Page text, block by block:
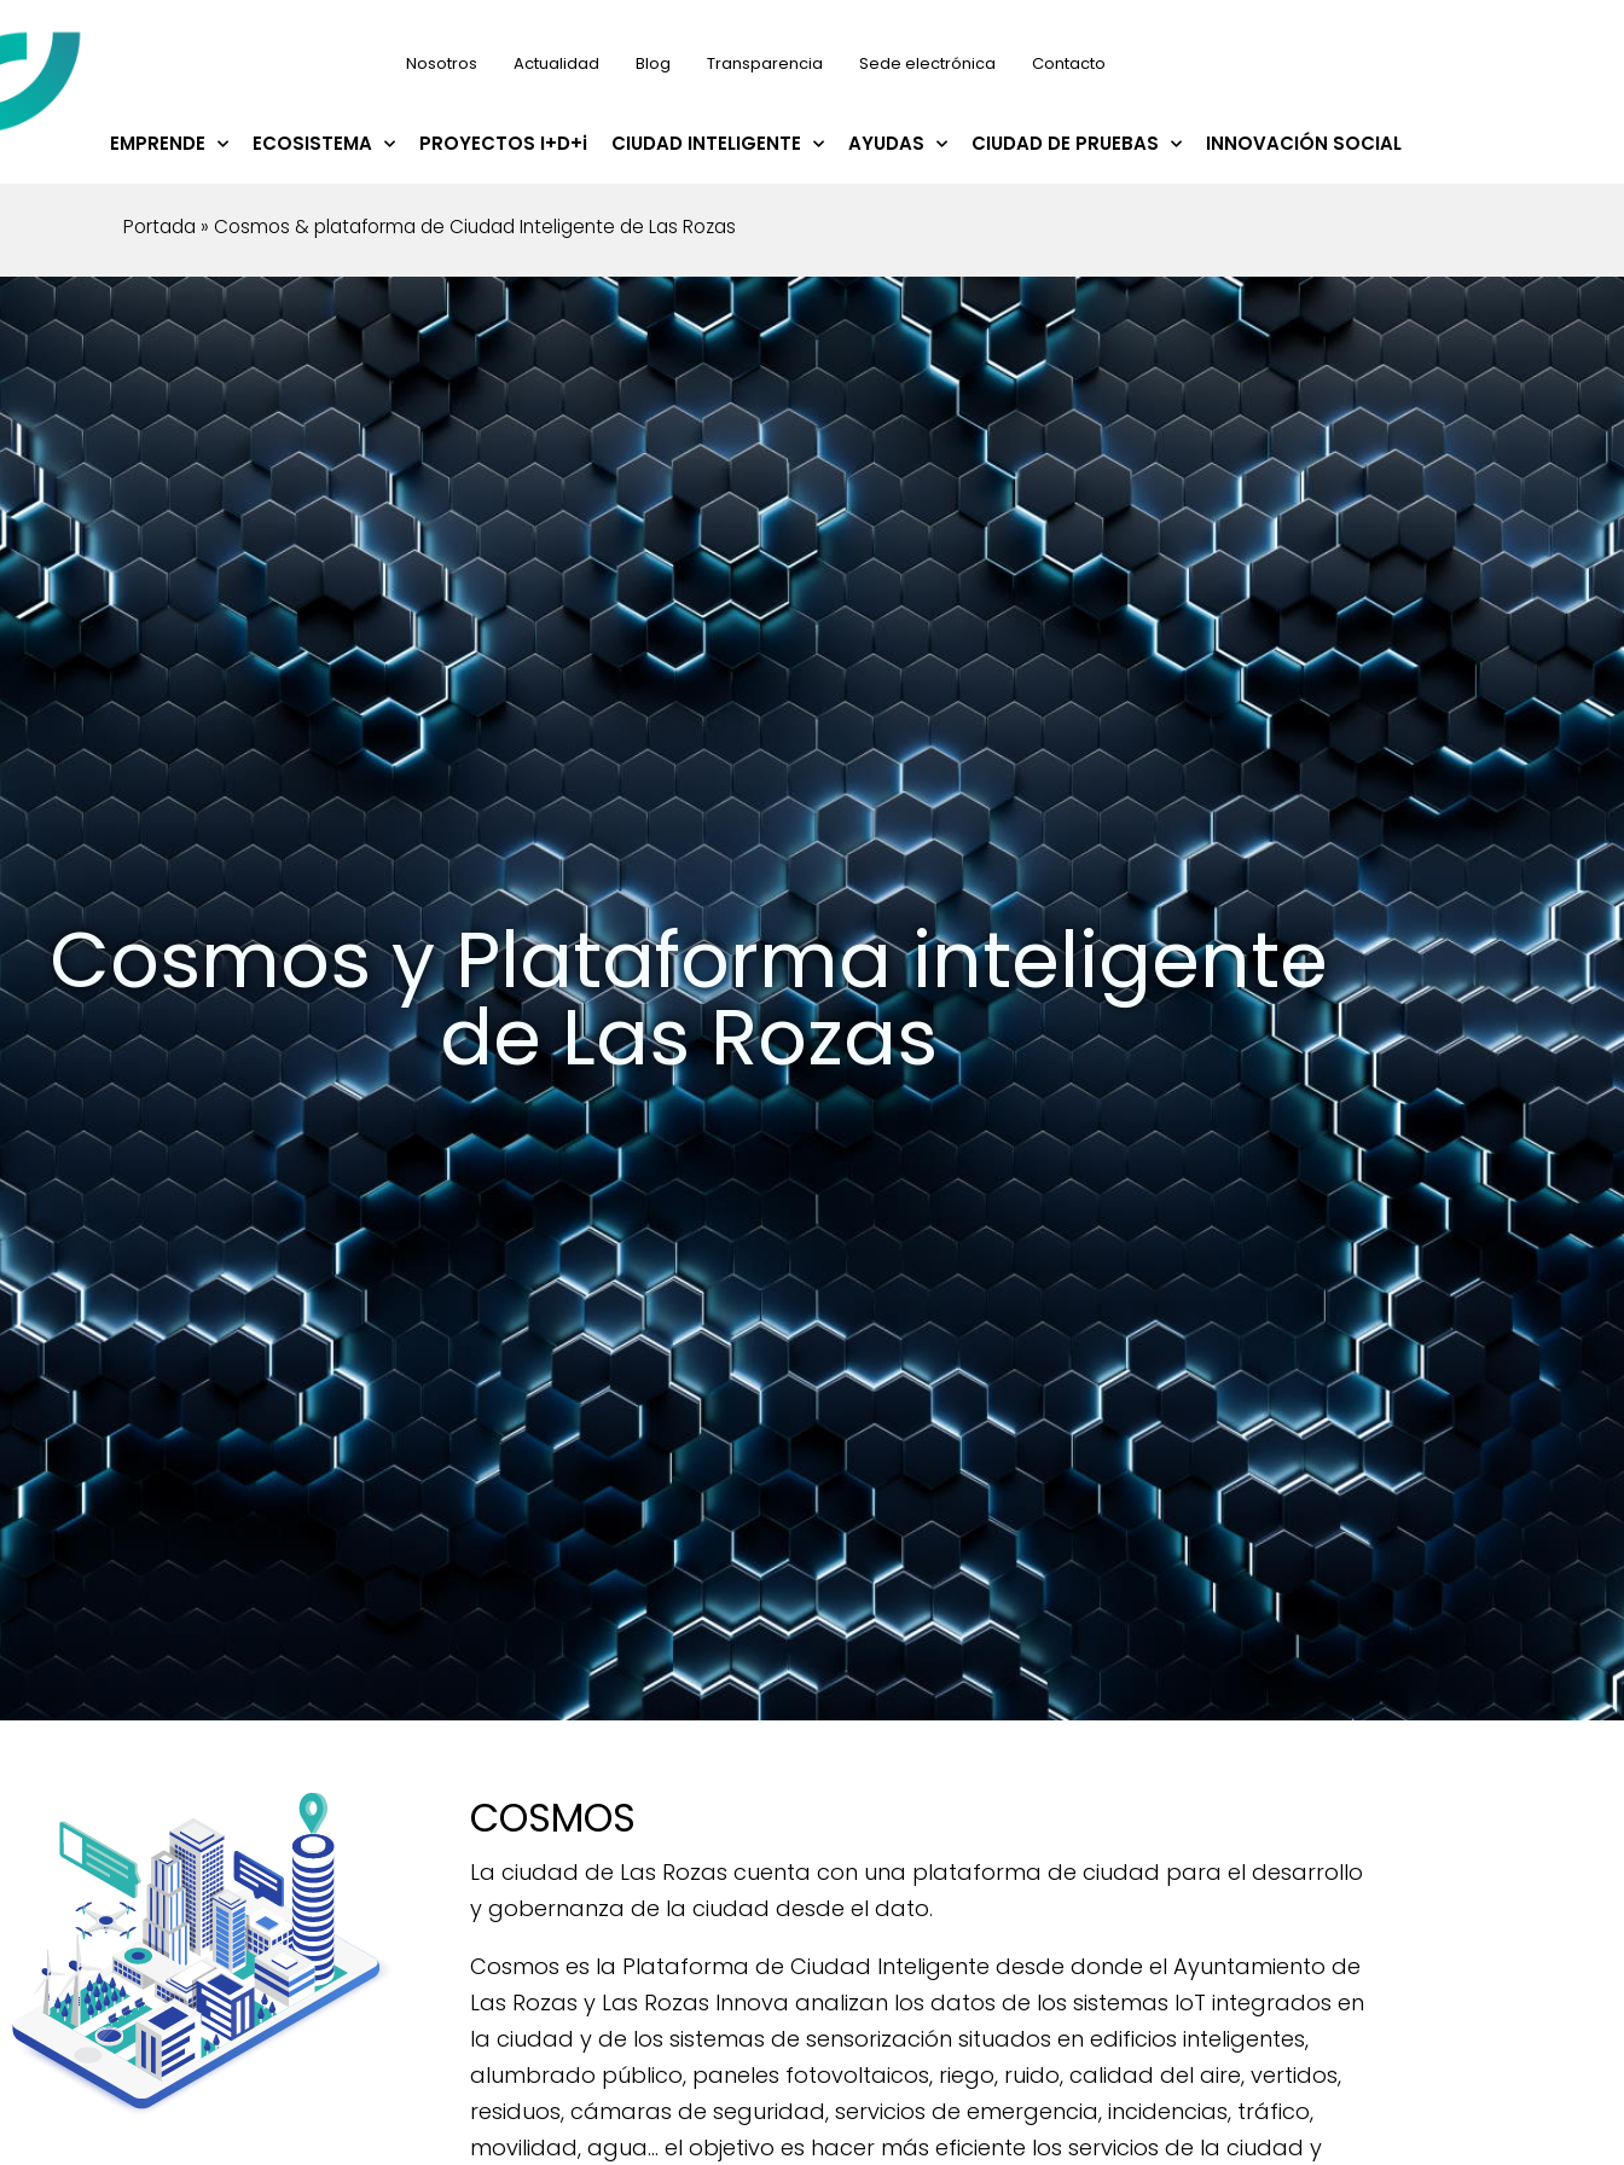
Nosotros Actualidad Blog Transparencia Sede electrónica Contacto
EMPRENDE ECOSISTEMA PROYECTOS I+D+i CIUDAD INTELIGENTE AYUDAS CIUDAD DE PRUEBAS INNOVACIÓN SOCIAL
Portada » Cosmos & plataforma de Ciudad Inteligente de Las Rozas
Cosmos y Plataforma inteligente
de Las Rozas
COSMOS
La ciudad de Las Rozas cuenta con una plataforma de ciudad para el desarrollo
y gobernanza de la ciudad desde el dato.
Cosmos es la Plataforma de Ciudad Inteligente desde donde el Ayuntamiento de
Las Rozas y Las Rozas Innova analizan los datos de los sistemas IoT integrados en
la ciudad y de los sistemas de sensorización situados en edificios inteligentes,
alumbrado público, paneles fotovoltaicos, riego, ruido, calidad del aire, vertidos,
residuos, cámaras de seguridad, servicios de emergencia, incidencias, tráfico,
movilidad, agua… el objetivo es hacer más eficiente los servicios de la ciudad y